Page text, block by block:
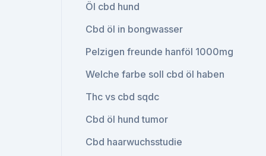
Öl cbd hund
Cbd öl in bongwasser
Pelzigen freunde hanföl 1000mg
Welche farbe soll cbd öl haben
Thc vs cbd sqdc
Cbd öl hund tumor
Cbd haarwuchsstudie